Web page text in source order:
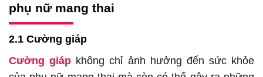
phụ nữ mang thai
2.1 Cường giáp
Cường giáp không chỉ ảnh hưởng đến sức khỏe